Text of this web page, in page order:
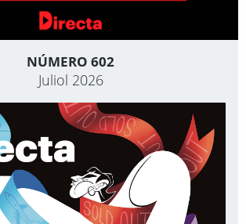
NÚMERO 602
Juliol 2026